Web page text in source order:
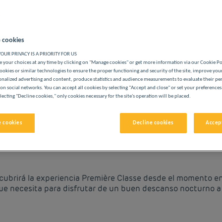
PREMIÈRE CLASSE
BAJOS EN PAU
la experiencia Première Classe desde el momento
necesita para disfrutar de un buen descanso nocturno
cookies
PRIVACY IS A PRIORITY FOR US
your choices at any time by clicking on "Manage cookies" or get more information via our Cookie
or similar technologies to ensure the proper functioning and security of the site, improve
advertising and content, produce statistics and audience measurements to evaluate their
social networks. You can accept all cookies by selecting "Accept and close" or set your
"Decline cookies," only cookies necessary for the site's operation will be placed.
cookies Decline cookies